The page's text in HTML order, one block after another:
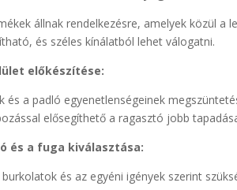
állnak rendelkezésre, amelyek közül a
és széles kínálatból lehet válogatni.
előkészítése:
és a padló egyenetlenségeinek
elősegíthető a ragasztó jobb
és a fuga kiválasztása:
és az egyéni igények szerint